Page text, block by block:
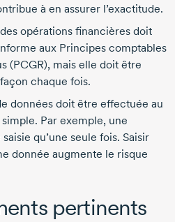
à en assurer l’exactitude.
opérations financières doit
aux Principes comptables
(PCGR), mais elle doit être
chaque fois.
données doit être effectuée au
Par exemple, une
qu’une seule fois. Saisir
donnée augmente le risque
pertinents